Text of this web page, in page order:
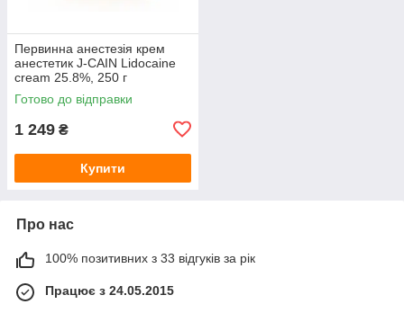
Первинна анестезія крем
анестетик J-CAIN Lidocaine
cream 25.8%, 250 г
Готово до відправки
1 249 ₴
Купити
Про нас
100% позитивних з 33 відгуків за рік
Працює з 24.05.2015